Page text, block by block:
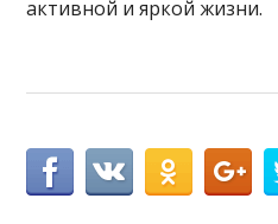
активной и яркой жизни.